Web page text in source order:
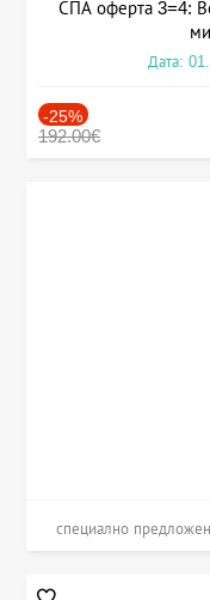
СПА оферта 3=4:
Дата:
-25%
192.00€
специално